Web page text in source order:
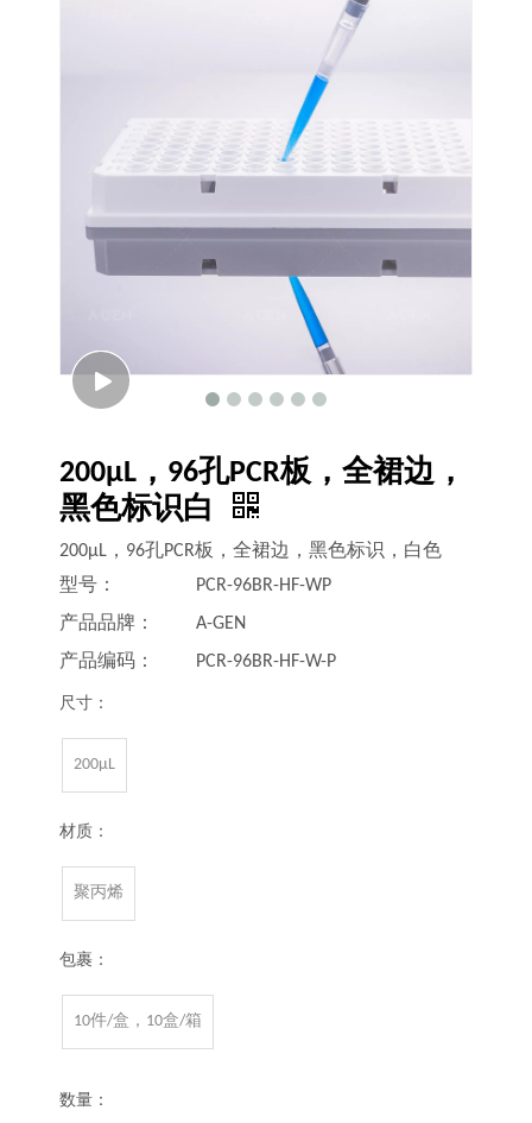
200μL，96孔PCR板，全裙边，
黑色标识白
200μL，96孔PCR板，全裙边，黑色标识，白色
型号：
PCR-96BR-HF-WP
产品品牌：
A-GEN
产品编码：
PCR-96BR-HF-W-P
尺寸：
200μL
材质：
聚丙烯
包裹：
10件/盒，10盒/箱
数量：